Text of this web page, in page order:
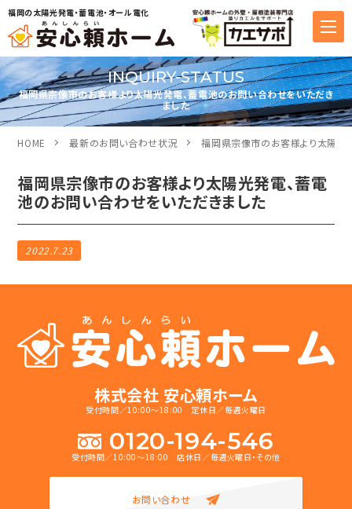
福岡の太陽光発電・蓄電池・オール電化
INQUIRY-STATUS
福岡県宗像市のお客様より太陽光発電、蓄電池のお問い合わせをいただき
ました
HOME 最新のお問い合わせ状況 福岡県宗像市のお客様より太陽光
福岡県宗像市のお客様より太陽光発電、蓄電
池のお問い合わせをいただきました
2022.7.23
株式会社 安心頼ホーム
受付時間／10:00～18:00 定休日／毎週火曜日
0120-194-546
受付時間／10:00～18:00 店休日／毎週火曜日・その他
お問い合わせ